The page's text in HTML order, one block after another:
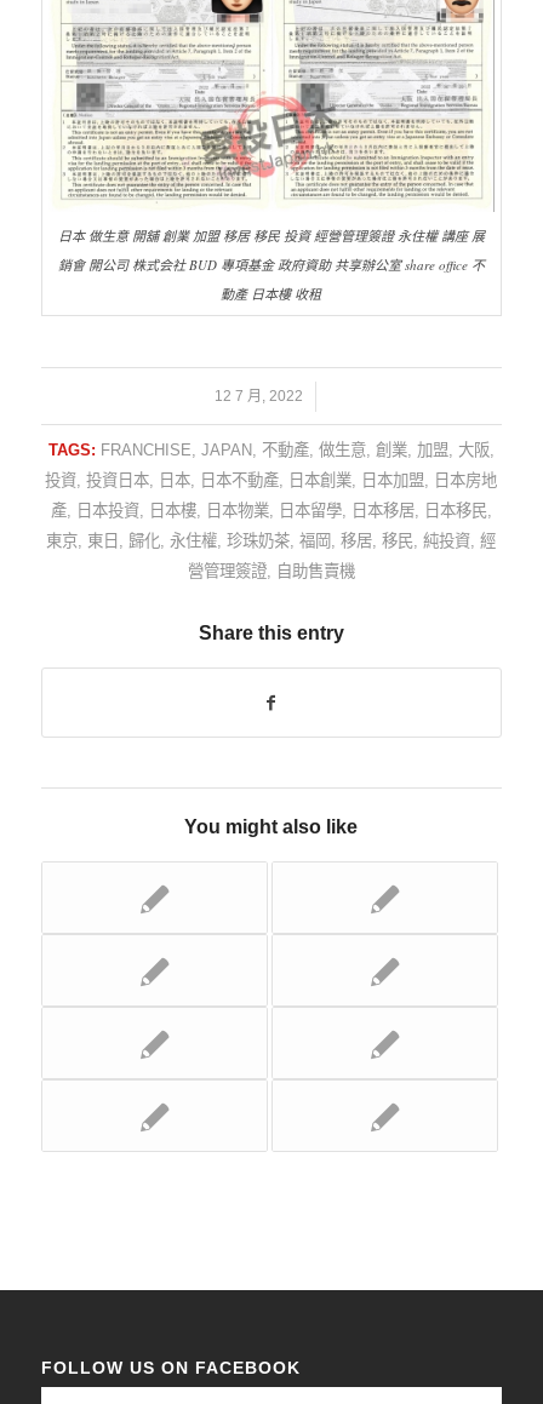
日本 做生意 開舖 創業 加盟 移居 移民 投資 經營管理簽證 永住權 講座 展
銷會 開公司 株式会社 BUD 專項基金 政府資助 共享辦公室 share office 不
動產 日本樓 收租
12 7 月, 2022
/
TAGS: FRANCHISE JAPAN, 不動產, 做生意, 創業, 加盟 大阪
投資 ,投資日本 日本 日本不動產 日本創業 日本加盟
日本房地
產, 日本投資, 日本樓, 日本物業, 日本留學, 日本移居, 日本移民
東京 東日 歸化 ,永住權 ,珍珠奶茶 ,福岡 ,移居 ,移民 ,純投資 ,經
營管理簽證, 自助售賣機
Share this entry
You might also like
FOLLOW US ON FACEBOOK